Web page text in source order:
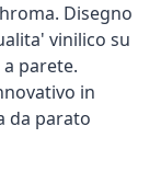
Disegno
vinilico su
parete.
in
da parato